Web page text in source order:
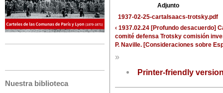
Nuestra biblioteca
Adjunto
1937-02-25-cartaIsaacs-trotsky.pdf
‹ 1937.02.24 [Profundo desacuerdo]
comité defensa Trotsky comisión
P. Naville. [Consideraciones sobre
»
Printer-friendly